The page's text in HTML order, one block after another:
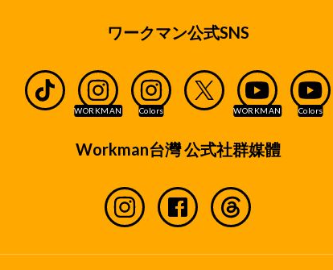
ワークマン公式SNS
Workman台灣 公式社群媒體